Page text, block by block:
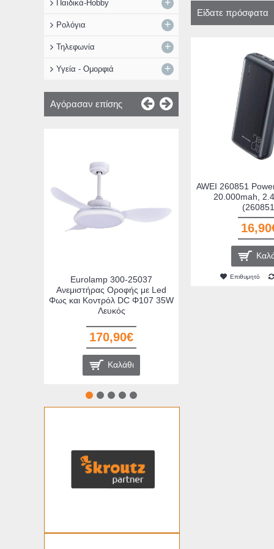
Παιδικά-Hobby
Ρολόγια +
Τηλεφωνία +
Υγεία - Ομορφιά +
Αγόρασαν επίσης
Eurolamp 300-25037
Ανεμιστήρας Οροφής με Led
Φως και Κοντρόλ DC Φ107 35W
Λευκός
170,90€
Καλάθι
Bormann Φορητός
Μπαταρίας
Power Bank /
(037293)
Είδατε πρόσφατα
AWEI 260851
20.000mah,
Επιθυμητό